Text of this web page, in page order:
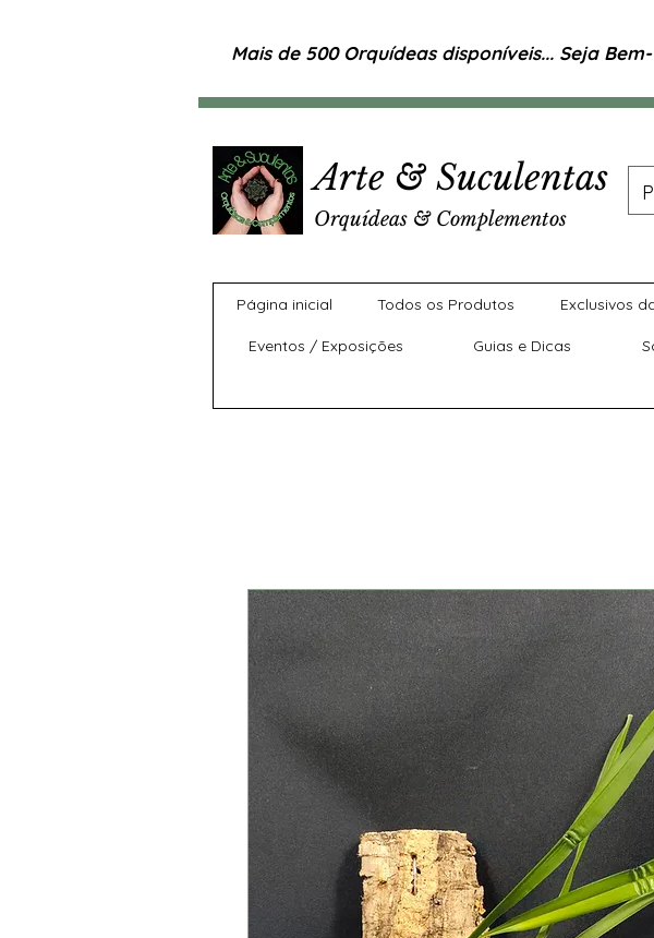
Mais de 500 Orquídeas disponíveis... Seja
Arte & Suculentas
Orquídeas & Complementos
Página inicial Todos os Produtos Exclusivos
Eventos / Exposições Guias e Dicas